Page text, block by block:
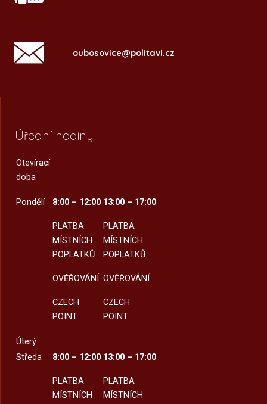
oubosovice@politavi.cz
Úřední hodiny
Otevírací
doba
Pondělí 8:00 – 12:00
PLATBA
MÍSTNÍCH
POPLATKŮ
OVĚŘOVÁNÍ
CZECH
POINT
13:00 – 17:00
PLATBA
MÍSTNÍCH
POPLATKŮ
OVĚŘOVÁNÍ
CZECH
POINT
Úterý
Středa
8:00 – 12:00
PLATBA
MÍSTNÍCH
13:00 – 17:00
PLATBA
MÍSTNÍCH